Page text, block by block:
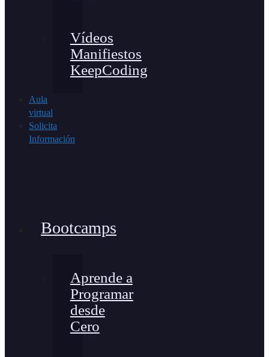
Vídeos
Manifiestos
KeepCoding
Aula
virtual
Solicita
Información
Bootcamps
Aprende a
Programar
desde
Cero